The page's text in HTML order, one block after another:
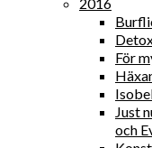
För
Just
och